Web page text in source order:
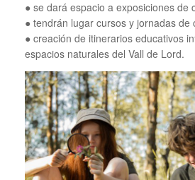
● se dará espacio a exposiciones de
● tendrán lugar cursos y jornadas de
● creación de itinerarios educativos
espacios naturales del Vall de Lord.